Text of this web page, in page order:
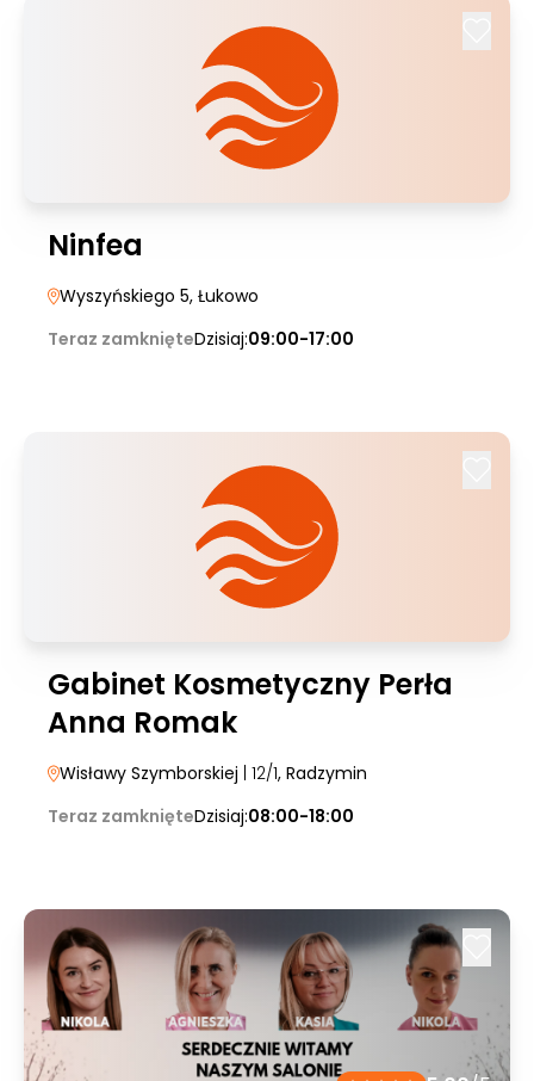
Ninfea
Wyszyńskiego 5, Łukowo
Teraz zamknięteDzisiaj:09:00-17:00
Gabinet Kosmetyczny Perła
Anna Romak
Wisławy Szymborskiej | 12/1, Radzymin
Teraz zamknięteDzisiaj:08:00-18:00